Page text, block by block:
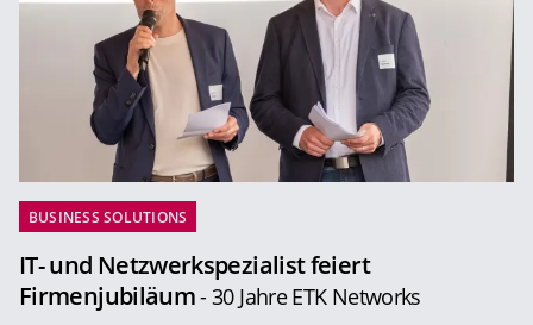
BUSINESS SOLUTIONS
IT- und Netzwerkspezialist feiert
Firmenjubiläum- 30 Jahre ETK Networks